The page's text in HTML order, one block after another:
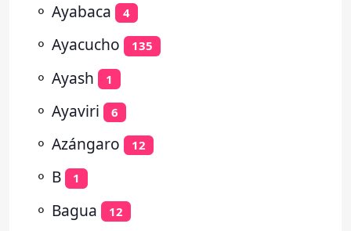
⚬ Ayabaca 4
⚬ Ayacucho 135
⚬ Ayash 1
⚬ Ayaviri 6
⚬ Azángaro 12
⚬ B 1
⚬ Bagua 12